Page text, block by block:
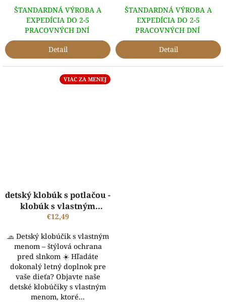
ŠTANDARDNÁ VÝROBA A
EXPEDÍCIA DO 2-5
PRACOVNÝCH DNÍ
Detail
ŠTANDARDNÁ VÝROBA A
EXPEDÍCIA DO 2-5
PRACOVNÝCH DNÍ
Detail
VIAC ZA MENEJ
detský klobúk s potlačou -
klobúk s vlastným
menom
€12,49
🧢 Detský klobúčik s vlastným
menom – štýlová ochrana
pred slnkom ☀️ Hľadáte
dokonalý letný doplnok pre
vaše dieťa? Objavte naše
detské klobúčiky s vlastným
menom, ktoré...